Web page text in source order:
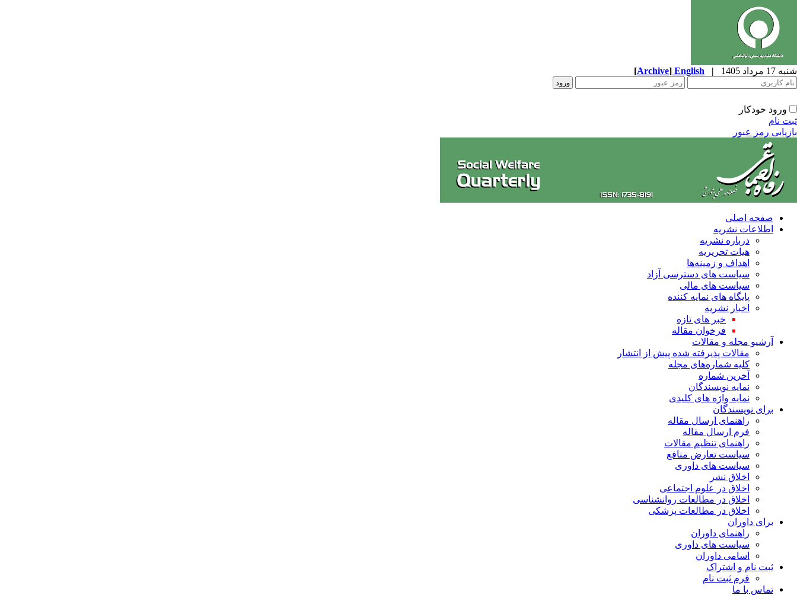
شنبه 17 مرداد 1405 |
English
[Archive]
ورود خودکار
ثبت نام
بازیابی رمز عبور
صفحه اصلی
اطلاعات نشریه
درباره نشریه
هیات تحریریه
اهداف و زمینه‌ها
سیاست های دسترسی آزاد
سیاست های مالی
پایگاه های نمایه کننده
اخبار نشریه
خبر های تازه
فرخوان مقاله
آرشیو مجله و مقالات
مقالات پذیرفته شده پیش از انتشار
کلیه شماره‌های مجله
آخرین شماره
نمایه نویسندگان
نمایه واژه های کلیدی
برای نویسندگان
راهنمای ارسال مقاله
فرم ارسال مقاله
راهنمای تنظیم مقالات
سیاست تعارض منافع
سیاست های داوری
اخلاق نشر
اخلاق در علوم اجتماعی
اخلاق در مطالعات روانشناسی
اخلاق در مطالعات پزشکی
برای داوران
راهنمای داوران
سیاست های داوری
اسامی داوران
ثبت نام و اشتراک
فرم ثبت نام
تماس با ما